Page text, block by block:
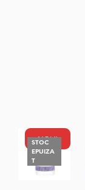
NOU!
STOC
EPUIZA
T